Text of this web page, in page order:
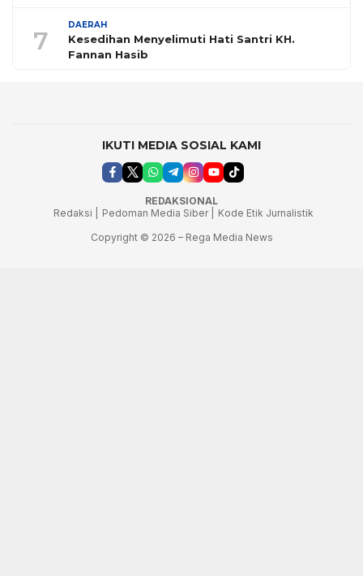
7
DAERAH
Kesedihan Menyelimuti Hati Santri KH.
Fannan Hasib
IKUTI MEDIA SOSIAL KAMI
REDAKSIONAL
Redaksi |
Pedoman Media Siber |
Kode Etik Jurnalistik
Copyright © 2026 – Rega Media News